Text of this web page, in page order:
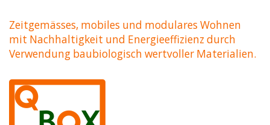
t
i
o
Zeitgemässes, mobiles und modulares Wohnen
mit Nachhaltigkeit und Energieeffizienz durch
Verwendung baubiologisch wertvoller Materialien.